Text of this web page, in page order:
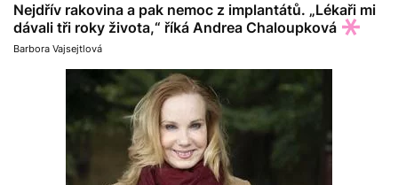
Nejdřív rakovina a pak nemoc z implantátů. „Lékaři mi
dávali tři roky života,“ říká Andrea Chaloupková
Barbora Vajsejtlová